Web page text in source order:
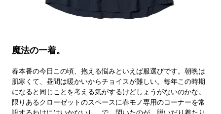
魔法の一着。
春本番の今日この頃、抱える悩みといえば服選びです。朝晩は
肌寒くて、昼間は暖かいからチョイスが難しい。毎年この時期
になると同じことを考える気がするけどしょうがないのかな。
限りあるクローゼットのスペースに春モノ専用のコーナーを常